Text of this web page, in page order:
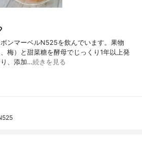
ンマーベルN525を飲んでいます。果物
梅）と甜菜糖を酵母でじっくり1年以上発
、添加…続きを見る